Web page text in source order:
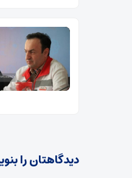
دیدگاهتان را